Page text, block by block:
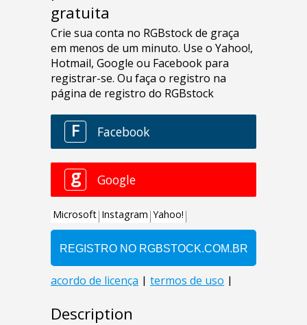
gratuita
Description